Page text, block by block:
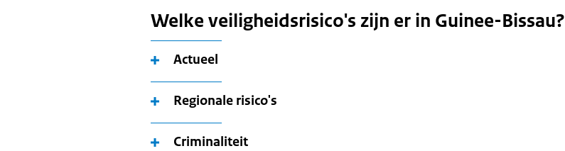
Welke veiligheidsrisico's zijn er in Guinee-Bissau?
Actueel
Regionale risico's
Criminaliteit